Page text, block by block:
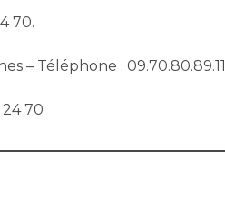
70.
– Téléphone : 09.70.80.89.11
24 70